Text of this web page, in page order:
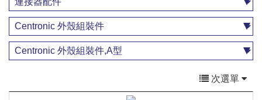
次選單